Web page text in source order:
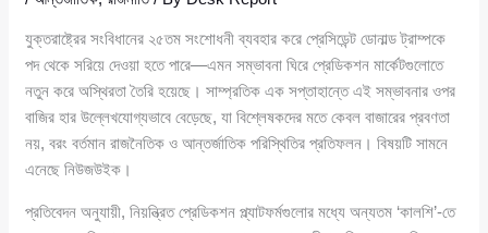
যুক্তরাষ্ট্রের সংবিধানের ২৫তম সংশোধনী ব্যবহার করে প্রেসিডেন্ট ডোনাল্ড ট্রাম্পকে
পদ থেকে সরিয়ে দেওয়া হতে পারে—এমন সম্ভাবনা ঘিরে প্রেডিকশন মার্কেটগুলোতে
নতুন করে অস্থিরতা তৈরি হয়েছে। সাম্প্রতিক এক সপ্তাহান্তে এই সম্ভাবনার ওপর
বাজির হার উল্লেখযোগ্যভাবে বেড়েছে, যা বিশ্লেষকদের মতে কেবল বাজারের প্রবণতা
নয়, বরং বর্তমান রাজনৈতিক ও আন্তর্জাতিক পরিস্থিতির প্রতিফলন। বিষয়টি সামনে
এনেছে নিউজউইক।
প্রতিবেদন অনুযায়ী, নিয়ন্ত্রিত প্রেডিকশন প্ল্যাটফর্মগুলোর মধ্যে অন্যতম ‘কালশি’-তে